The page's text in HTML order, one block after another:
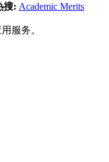
搜: Academic Merits
服务。